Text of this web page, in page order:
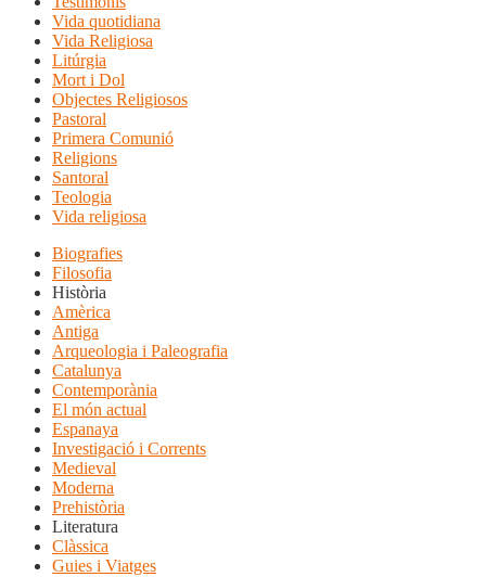
Vida quotidiana
Vida Religiosa
Litúrgia
Mort i Dol
Objectes Religiosos
Pastoral
Primera Comunió
Religions
Santoral
Teologia
Vida religiosa
Biografies
Filosofia
Història
Amèrica
Antiga
Arqueologia i Paleografia
Catalunya
Contemporània
El món actual
Espanaya
Investigació i Corrents
Medieval
Moderna
Prehistòria
Literatura
Clàssica
Guies i Viatges